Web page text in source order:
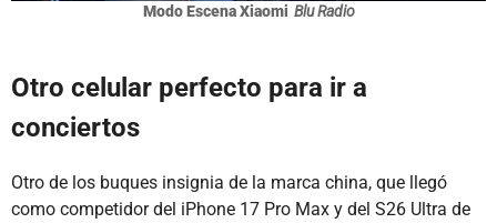
Modo Escena Xiaomi Blu Radio
Otro celular perfecto para ir a
conciertos
Otro de los buques insignia de la marca china, que llegó
como competidor del iPhone 17 Pro Max y del S26 Ultra de